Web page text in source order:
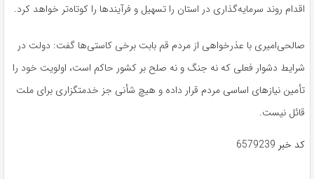
اقدام روند سرمایه‌گذاری در استان را تسهیل و فرآیندها را کوتاه‌تر خواهد کرد.
صالحی‌امیری با عذرخواهی از مردم قم بابت برخی کاستی‌ها گفت: دولت در
شرایط دشوار فعلی که نه جنگ و نه صلح بر کشور حاکم است، اولویت خود را
تأمین نیازهای اساسی مردم قرار داده و هیچ شأنی جز خدمتگزاری برای ملت
قائل نیست.
کد خبر 6579239